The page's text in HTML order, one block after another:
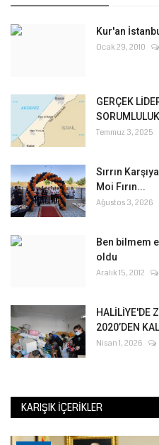
Kültür Sanat
Kur'an
Ocak 29, 2010
GERÇEK
Temmuz 3, 2025
Sırrın
Moi Fırın...
Ağustos 3, 2026
Ben bilmem
oldu
Aralık 15, 2012
HALİLİYE'DE
2020’DEN
Nisan 1, 2026
KARIŞIK İÇERIKLER